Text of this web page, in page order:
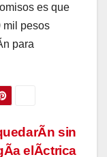
es que
mil pesos
para
sin
elÃctrica